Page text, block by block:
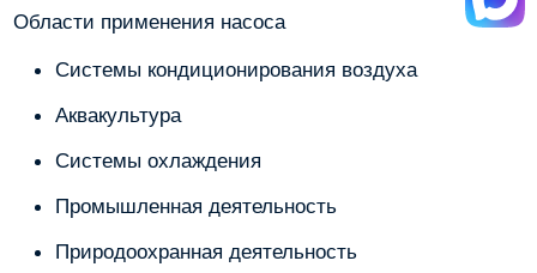
Области применения насоса
Системы кондиционирования воздуха
Аквакультура
Системы охлаждения
Промышленная деятельность
Природоохранная деятельность